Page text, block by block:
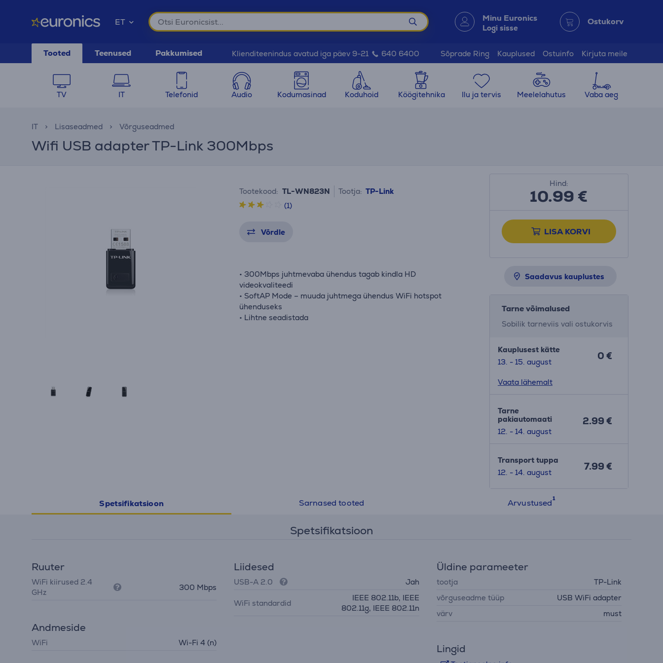
ET Minu Euronics
Logi sisse
Ostukorv
Tooted Teenused Pakkumised Klienditeenindus avatud iga päev 9-21 640 6400 Sõprade Ring Kauplused Ostuinfo Kirjuta meile
TV IT Telefonid Audio Kodumasinad Koduhoid Köögitehnika Ilu ja tervis Meelelahutus Vaba aeg
IT Lisaseadmed Võrguseadmed
Wifi USB adapter TP-Link 300Mbps
Tootekood: TL-WN823N Tootja: TP-Link
(1)
Võrdle
• 300Mbps juhtmevaba ühendus tagab kindla HD
videokvaliteedi
• SoftAP Mode – muuda juhtmega ühendus WiFi hotspot
ühenduseks
• Lihtne seadistada
Hind:
10.99€
LISA KORVI
Saadavus kauplustes
Tarne võimalused
Sobilik tarneviis vali ostukorvis
Kauplusest kätte
13. - 15. august
0 €
Vaata lähemalt
Tarne
pakiautomaati
12. - 14. august
2.99 €
Transport tuppa
12. - 14. august
7.99 €
Spetsifikatsioon Sarnased tooted Arvustused
Spetsifikatsioon
Ruuter
WiFi kiirused 2.4
GHz
300 Mbps
Andmeside
WiFi Wi-Fi 4 (n)
Liidesed
USB-A 2.0 Jah
WiFi standardid
IEEE 802.11b, IEEE
802.11g, IEEE 802.11n
Üldine parameeter
tootja
TP-Link
võrguseadme tüüp
USB WiFi adapter
värv
must
Lingid